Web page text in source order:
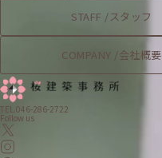
STAFF /スタッフ
COMPANY /会社概要
TEL.046-286-2722
Follow us